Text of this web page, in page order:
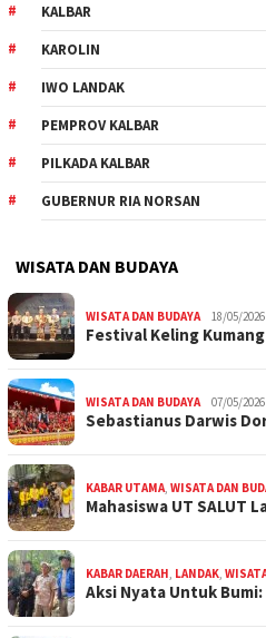
KALBAR
KAROLIN
IWO LANDAK
PEMPROV KALBAR
PILKADA KALBAR
GUBERNUR RIA NORSAN
WISATA DAN BUDAYA
WISATA DAN BUDAYA 18/05/2026
Festival Keling
WISATA DAN BUDAYA 07/05/2026
Sebastianus Darwis
KABAR UTAMA WISATA DAN
Mahasiswa UT SALUT
KABAR DAERAH LANDAK
Aksi Nyata Untuk